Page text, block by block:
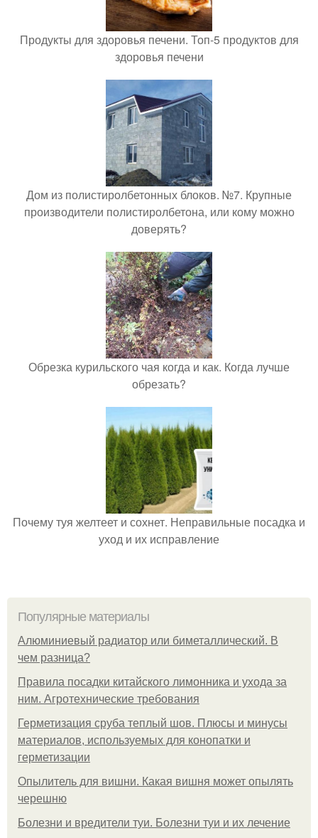
Продукты для здоровья печени. Топ-5 продуктов для
здоровья печени
Дом из полистиролбетонных блоков. №7. Крупные
производители полистиролбетона, или кому можно
доверять?
Обрезка курильского чая когда и как. Когда лучше
обрезать?
Почему туя желтеет и сохнет. Неправильные посадка и
уход и их исправление
Популярные материалы
Алюминиевый радиатор или биметаллический. В
чем разница?
Правила посадки китайского лимонника и ухода за
ним. Агротехнические требования
Герметизация сруба теплый шов. Плюсы и минусы
материалов, используемых для конопатки и
герметизации
Опылитель для вишни. Какая вишня может опылять
черешню
Болезни и вредители туи. Болезни туи и их лечение